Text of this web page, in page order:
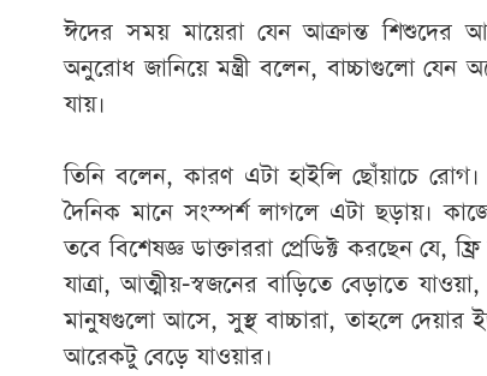
ঈদের সময় মায়েরা যেন আক্রান্ত শিশুদের
অনুরোধ জানিয়ে মন্ত্রী বলেন, বাচ্চাগুলো
যায়।
তিনি বলেন, কারণ এটা হাইলি ছোঁয়াচে রোগ।
দৈনিক মানে সংস্পর্শ লাগলে এটা ছড়ায়।
তবে বিশেষজ্ঞ ডাক্তাররা প্রেডিক্ট করছেন যে,
যাত্রা, আত্মীয়-স্বজনের বাড়িতে বেড়াতে
মানুষগুলো আসে, সুস্থ বাচ্চারা, তাহলে দেয়ার
আরেকটু বেড়ে যাওয়ার।